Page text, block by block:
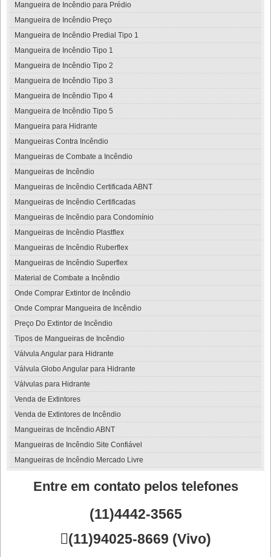
Mangueira de Incêndio para Prédio
Mangueira de Incêndio Preço
Mangueira de Incêndio Predial Tipo 1
Mangueira de Incêndio Tipo 1
Mangueira de Incêndio Tipo 2
Mangueira de Incêndio Tipo 3
Mangueira de Incêndio Tipo 4
Mangueira de Incêndio Tipo 5
Mangueira para Hidrante
Mangueiras Contra Incêndio
Mangueiras de Combate a Incêndio
Mangueiras de Incêndio
Mangueiras de Incêndio Certificada ABNT
Mangueiras de Incêndio Certificadas
Mangueiras de Incêndio para Condomínio
Mangueiras de Incêndio Plastflex
Mangueiras de Incêndio Ruberflex
Mangueiras de Incêndio Superflex
Material de Combate a Incêndio
Onde Comprar Extintor de Incêndio
Onde Comprar Mangueira de Incêndio
Preço Do Extintor de Incêndio
Tipos de Mangueiras de Incêndio
Válvula Angular para Hidrante
Válvula Globo Angular para Hidrante
Válvulas para Hidrante
Venda de Extintores
Venda de Extintores de Incêndio
Mangueiras de Incêndio ABNT
Mangueiras de Incêndio Site Confiável
Mangueiras de Incêndio Mercado Livre
Entre em contato pelos telefones
(11)4442-3565
(11)94025-8669 (Vivo)